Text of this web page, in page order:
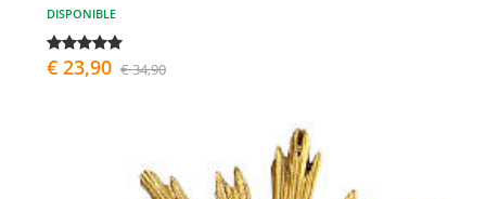
DISPONIBLE
€ 23,90 € 34,90